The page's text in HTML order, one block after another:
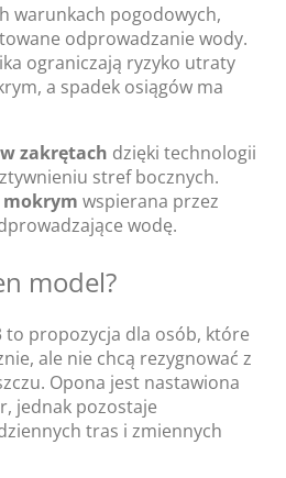
warunkach pogodowych,
odprowadzanie wody.
ograniczają ryzyko utraty
a spadek osiągów ma
zakrętach dzięki technologii
stref bocznych.
mokrym wspierana przez
wodę.
model?
to propozycja dla osób, które
ale nie chcą rezygnować z
Opona jest nastawiona
jednak pozostaje
tras i zmiennych